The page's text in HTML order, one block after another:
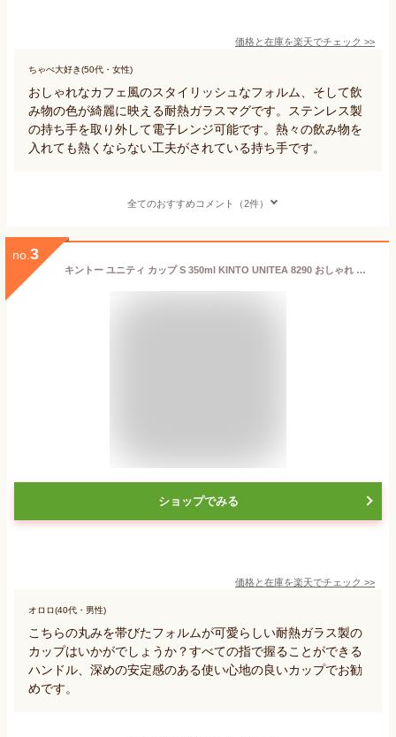
価格と在庫を楽天でチェック >>
ちゃぺ大好き(50代・女性)
おしゃれなカフェ風のスタイリッシュなフォルム、そして飲
み物の色が綺麗に映える耐熱ガラスマグです。ステンレス製
の持ち手を取り外して電子レンジ可能です。熱々の飲み物を
入れても熱くならない工夫がされている持ち手です。
全てのおすすめコメント（2件）
no. 3
キントー ユニティ カップ S 350ml KINTO UNITEA 8290 おしゃれ シンプル ガラス 耐熱ガラス グラス マグカップ コップ コーヒーカップ ティーカップ ブランド コーヒー 紅茶 食器 電子レンジ対応 食洗機対応 贈り物 ギフト プレゼント 母の日
ショップでみる
価格と在庫を楽天でチェック >>
オロロ(40代・男性)
こちらの丸みを帯びたフォルムが可愛らしい耐熱ガラス製の
カップはいかがでしょうか？すべての指で握ることができる
ハンドル、深めの安定感のある使い心地の良いカップでお勧
めです。